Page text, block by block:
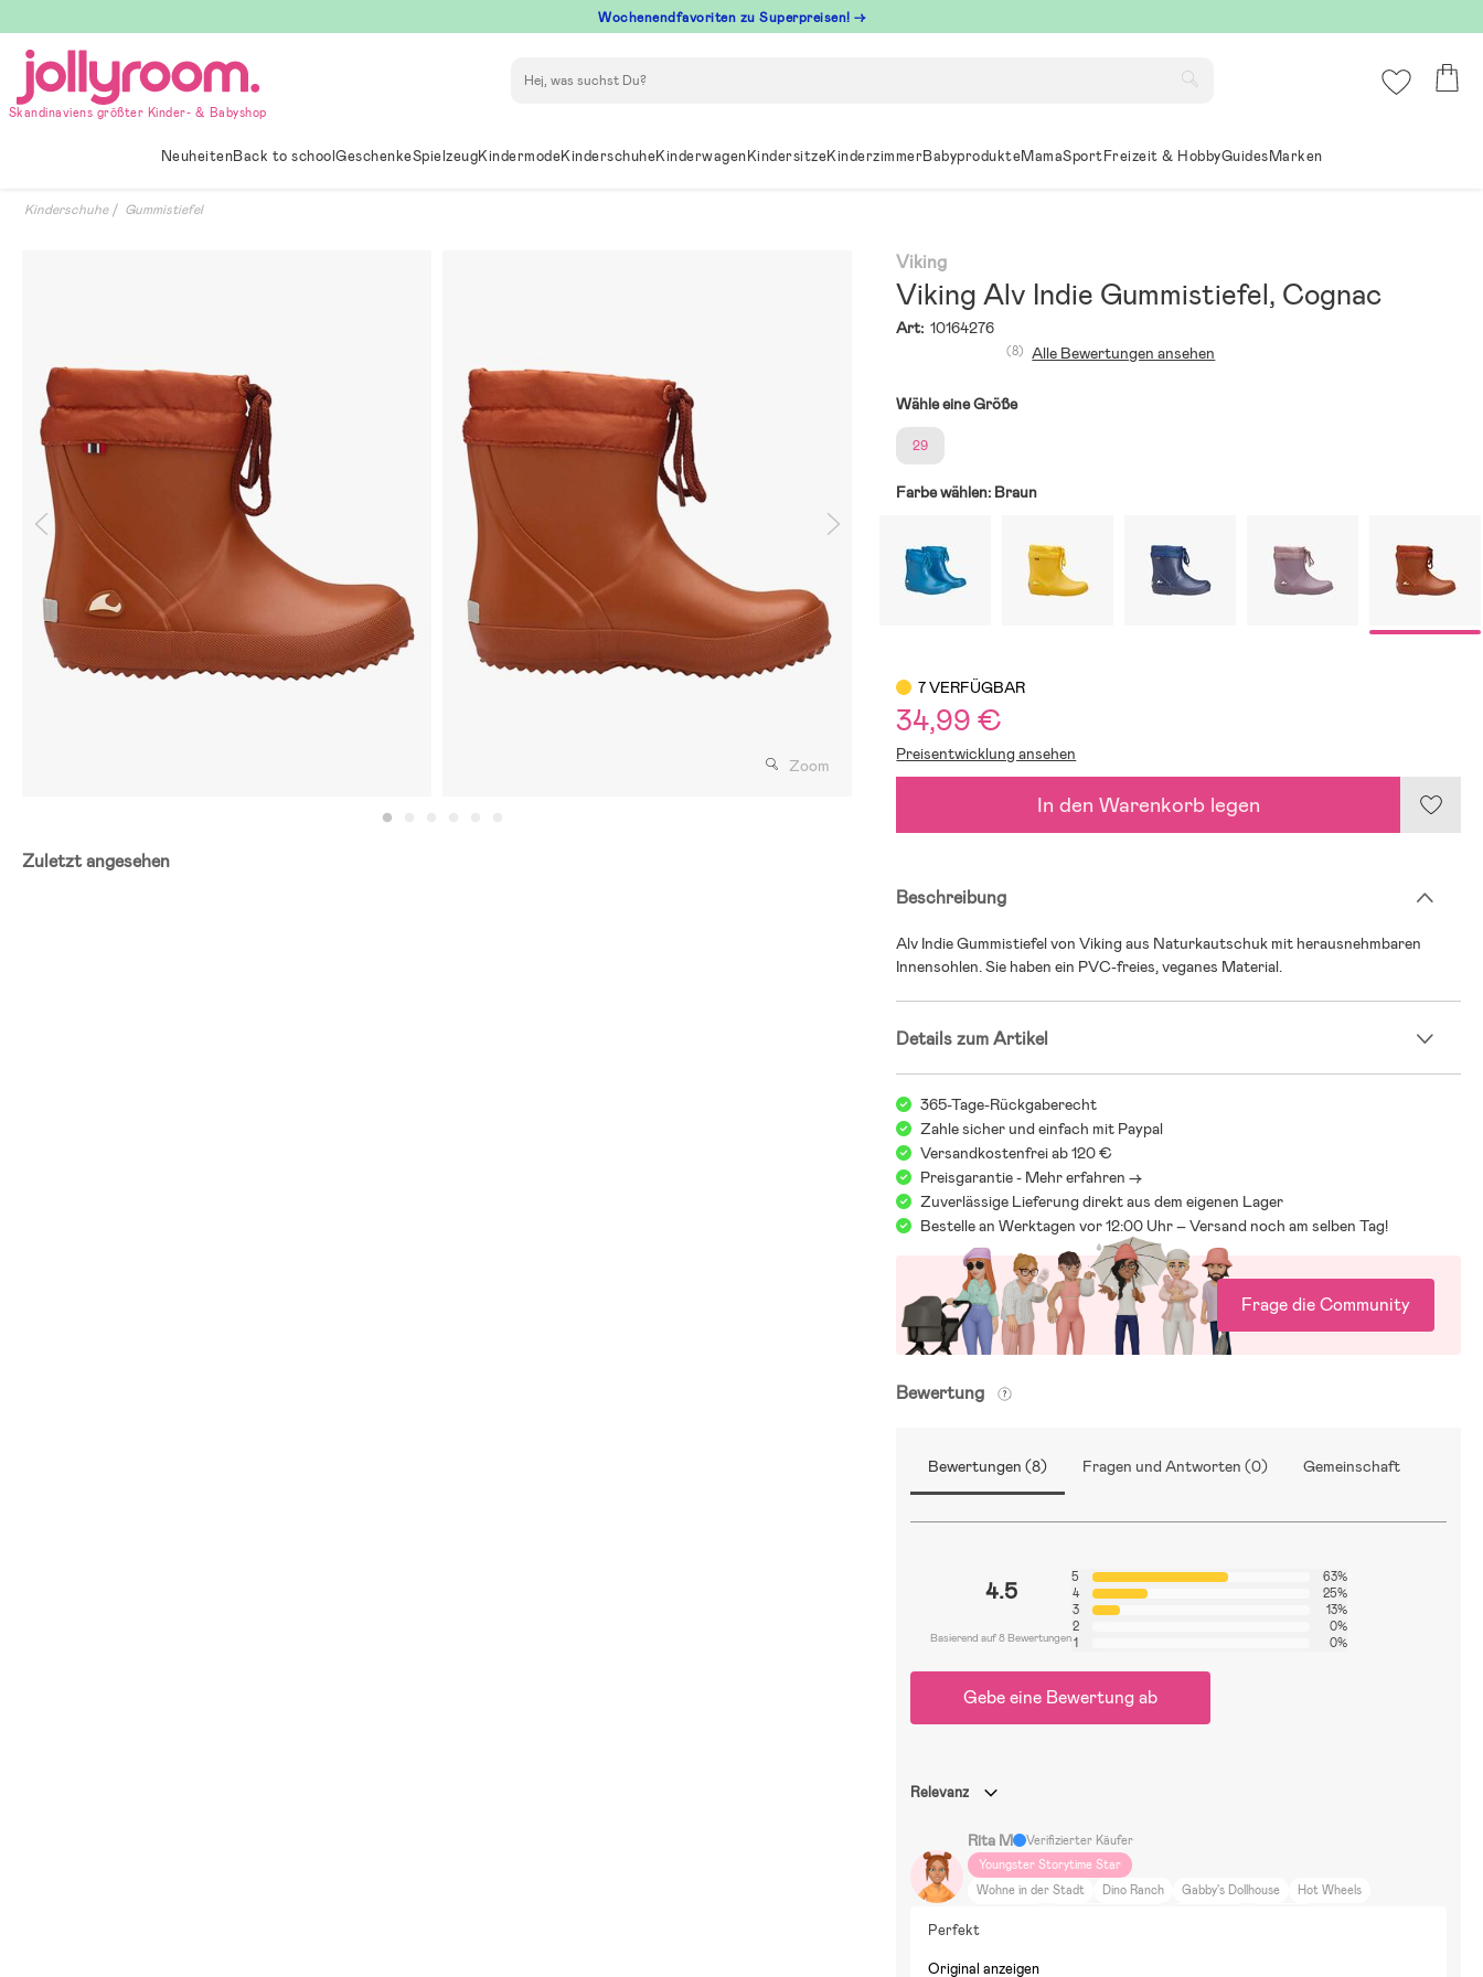
till
innehållet
Wochenendfavoriten zu Superpreisen! →
Skandinaviens größter Kinder- & Babyshop
NeuheitenBack to schoolGeschenkeSpielzeugKindermodeKinderschuheKinderwagenKindersitzeKinderzimmerBabyprodukteMamaSportFreizeit & HobbyGuidesMarken
Kinderschuhe Gummistiefel
Zoom
Zuletzt angesehen
Viking
Viking Alv Indie Gummistiefel, Cognac
Art: 10164276
(8) Alle Bewertungen ansehen
Wähle eine Größe
29
Farbe wählen: Braun
7 VERFÜGBAR
34,99 €
Preisentwicklung ansehen
In den Warenkorb legen
Beschreibung
Alv Indie Gummistiefel von Viking aus Naturkautschuk mit herausnehmbaren
Innensohlen. Sie haben ein PVC-freies, veganes Material.
Details zum Artikel
365-Tage-Rückgaberecht
Zahle sicher und einfach mit Paypal
Versandkostenfrei ab 120 €
Preisgarantie - Mehr erfahren ->
Zuverlässige Lieferung direkt aus dem eigenen Lager
Bestelle an Werktagen vor 12:00 Uhr – Versand noch am selben Tag!
Frage die Community
Bewertung
Bewertungen (8) Fragen und Antworten (0) Gemeinschaft
4.5
Basierend auf 8 Bewertungen
5
63%
4
25%
3
13%
2
0%
1
0%
Gebe eine Bewertung ab
Relevanz
Rita M
Verifizierter Käufer
Youngster Storytime Star
Wohne in der Stadt
Dino Ranch Gabby's Dollhouse
Hot Wheels
Perfekt
Original anzeigen